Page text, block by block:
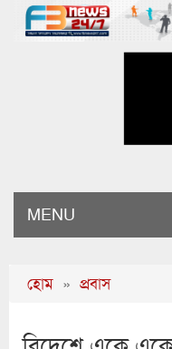
MENU
হোম » প্রবাস